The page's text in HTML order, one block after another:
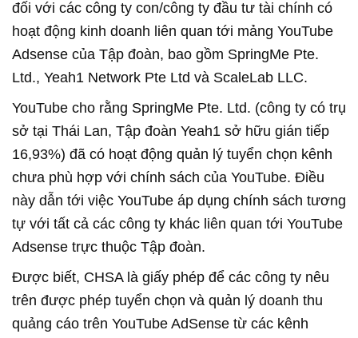
đối với các công ty con/công ty đầu tư tài chính có
hoạt động kinh doanh liên quan tới mảng YouTube
Adsense của Tập đoàn, bao gồm SpringMe Pte.
Ltd., Yeah1 Network Pte Ltd và ScaleLab LLC.
YouTube cho rằng SpringMe Pte. Ltd. (công ty có trụ
sở tại Thái Lan, Tập đoàn Yeah1 sở hữu gián tiếp
16,93%) đã có hoạt động quản lý tuyển chọn kênh
chưa phù hợp với chính sách của YouTube. Điều
này dẫn tới việc YouTube áp dụng chính sách tương
tự với tất cả các công ty khác liên quan tới YouTube
Adsense trực thuộc Tập đoàn.
Được biết, CHSA là giấy phép để các công ty nêu
trên được phép tuyển chọn và quản lý doanh thu
quảng cáo trên YouTube AdSense từ các kênh